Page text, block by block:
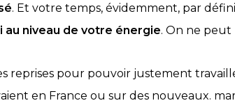
. Et votre temps, évidemment, par
au niveau de votre énergie. On ne peut
reprises pour pouvoir justement
en France ou sur des nouveaux.